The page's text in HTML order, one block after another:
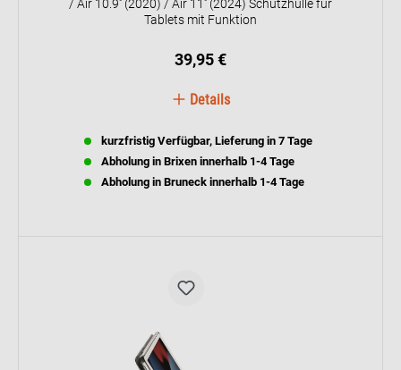
/ Air 10.9'' (2020) / Air 11'' (2024) Schutzhülle für
Tablets mit Funktion
39,95 €
Details
kurzfristig Verfügbar, Lieferung in 7 Tage
Abholung in Brixen innerhalb 1-4 Tage
Abholung in Bruneck innerhalb 1-4 Tage